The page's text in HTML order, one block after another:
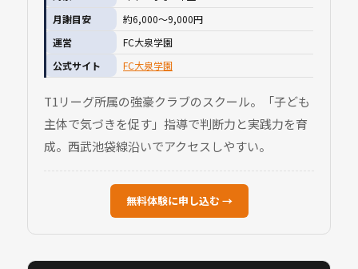
月謝目安
約6,000〜9,000円
運営
FC大泉学園
公式サイト
FC大泉学園
T1リーグ所属の強豪クラブのスクール。「子ども
主体で気づきを促す」指導で判断力と実践力を育
成。西武池袋線沿いでアクセスしやすい。
無料体験に申し込む →